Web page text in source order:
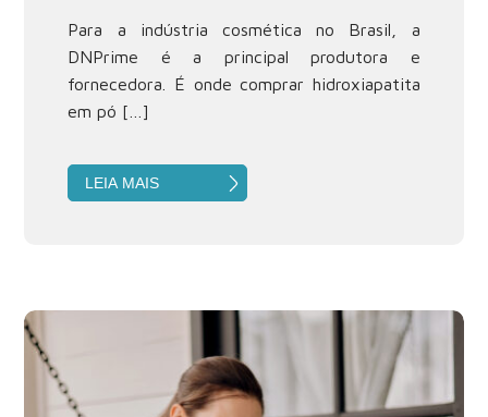
Para a indústria cosmética no Brasil, a
DNPrime é a principal produtora e
fornecedora. É onde comprar hidroxiapatita
em pó […]
LEIA MAIS